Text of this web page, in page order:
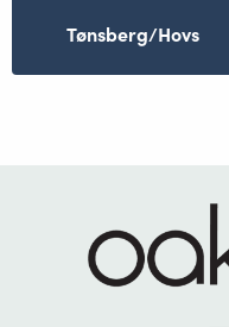
Tønsberg/Hovs